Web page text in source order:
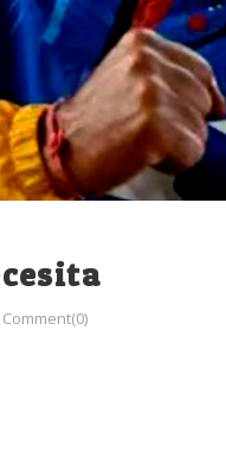
Comment(0)